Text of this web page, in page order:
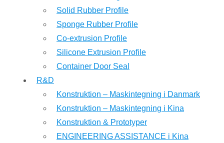
Solid Rubber Profile
Sponge Rubber Profile
Co-extrusion Profile
Silicone Extrusion Profile
Container Door Seal
R&D
Konstruktion – Maskintegning i Danmark
Konstruktion – Maskintegning i Kina
Konstruktion & Prototyper
ENGINEERING ASSISTANCE i Kina